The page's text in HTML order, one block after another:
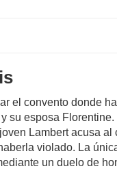
el convento donde
su esposa
Lambert acusa
violado. La
un duelo de